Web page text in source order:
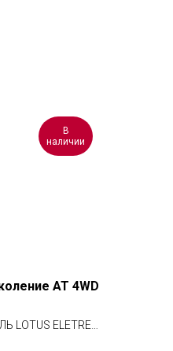
В
наличии
AT 4WD
ELETRE